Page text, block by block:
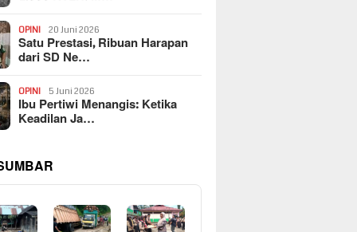
OPINI 20 Juni 2026
Satu Prestasi, Ribuan Harapan
dari SD Ne…
OPINI 5 Juni 2026
Ibu Pertiwi Menangis: Ketika
Keadilan Ja…